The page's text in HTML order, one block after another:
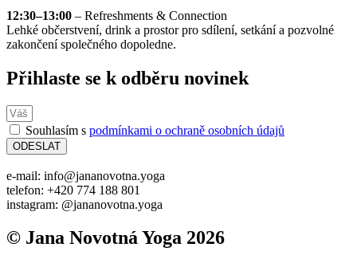
12:30–13:00 – Refreshments & Connection
Lehké občerstvení, drink a prostor pro sdílení, setkání a pozvolné
zakončení společného dopoledne.
Přihlaste se k odběru novinek
Souhlasím s podmínkami o ochraně osobních údajů
ODESLAT
e-mail: info@jananovotna.yoga
telefon: +420 774 188 801
instagram: @jananovotna.yoga
© Jana Novotná Yoga 2026